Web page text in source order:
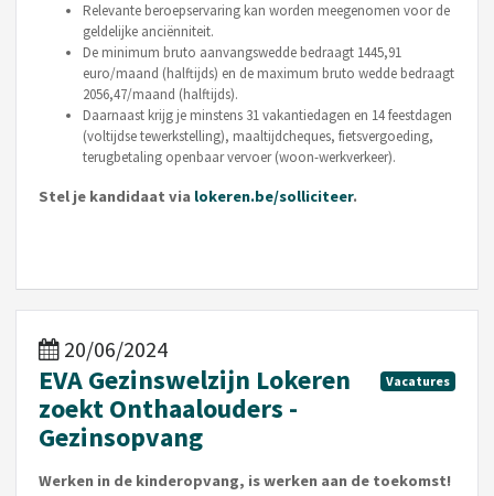
Relevante beroepservaring kan worden meegenomen voor de
geldelijke anciënniteit.
De minimum bruto aanvangswedde bedraagt 1445,91
euro/maand (halftijds) en de maximum bruto wedde bedraagt
2056,47/maand (halftijds).
Daarnaast krijg je minstens 31 vakantiedagen en 14 feestdagen
(voltijdse tewerkstelling), maaltijdcheques, fietsvergoeding,
terugbetaling openbaar vervoer (woon-werkverkeer).
Stel je kandidaat via lokeren.be/solliciteer.
20/06/2024
Vacatures
EVA Gezinswelzijn Lokeren
zoekt Onthaalouders -
Gezinsopvang
Werken in de kinderopvang, is werken aan de toekomst!